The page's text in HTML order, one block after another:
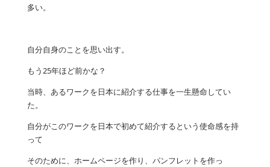
多い。
自分自身のことを思い出す。
もう25年ほど前かな？
当時、あるワークを日本に紹介する仕事を一生懸命してい
た。
自分がこのワークを日本で初めて紹介するという使命感を持
って
そのために、ホームページを作り、パンフレットを作っ